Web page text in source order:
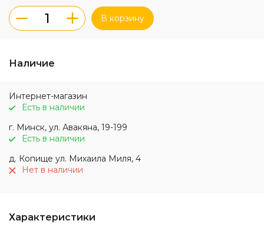
В корзину
Наличие
Интернет-магазин
Есть в наличии
г. Минск, ул. Авакяна, 19-199
Есть в наличии
д. Копище ул. Михаила Миля, 4
Нет в наличии
Характеристики